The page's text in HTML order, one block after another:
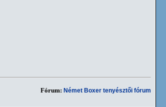
Fórum: Német Boxer tenyésztői fórum